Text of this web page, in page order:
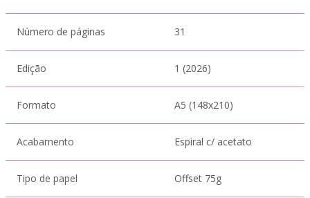
Número de páginas 31
Edição 1 (2026)
Formato A5 (148x210)
Acabamento Espiral c/ acetato
Tipo de papel Offset 75g